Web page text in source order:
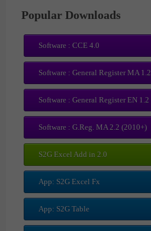
Popular Downloads
Software : CCE 4.0
Software : General Register MA 1.2
Software : General Register EN 1.2
Software : G.Reg. MA 2.2 (2010+)
S2G Excel Add in 2.0
App: S2G Excel Fx
App: S2G Table